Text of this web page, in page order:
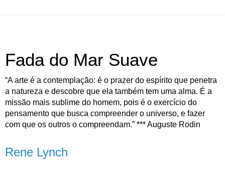
Fada do Mar Suave
“A arte é a contemplação: é o prazer do espírito que penetra
a natureza e descobre que ela também tem uma alma. É a
missão mais sublime do homem, pois é o exercício do
pensamento que busca compreender o universo, e fazer
com que os outros o compreendam.” *** Auguste Rodin
Rene Lynch